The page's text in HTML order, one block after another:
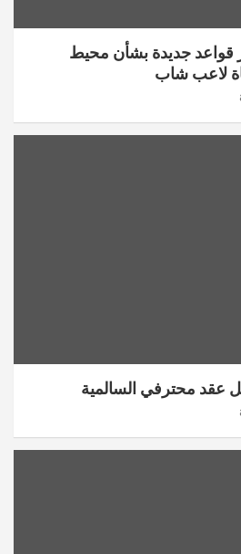
قواعد جديدة بشأن محيط
لاعب شاب
عقد محترفي السالمية